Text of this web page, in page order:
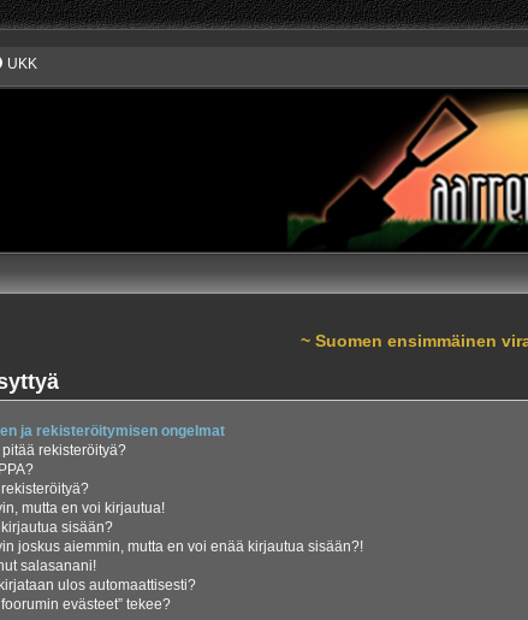
UKK
~ Suomen ensimmäinen
ja rekisteröitymisen ongelmat
rekisteröityä?
mutta en voi kirjautua!
sisään?
joskus aiemmin, mutta en voi enää kirjautua sisään?!
salasanani!
ulos automaattisesti?
evästeet” tekee?